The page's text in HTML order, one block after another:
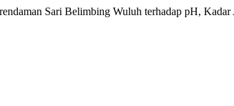
Sari Belimbing Wuluh terhadap pH,